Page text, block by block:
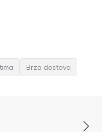
Brza dostava